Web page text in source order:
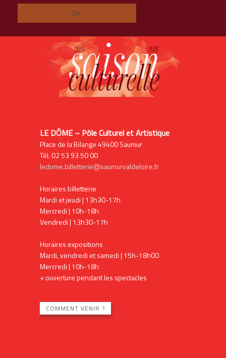
LE DÔME – Pôle Culturel et Artistique
Place de la Bilange 49400 Saumur
Tél. 02 53 93 50 00
ledome.billetterie@saumurvaldeloire.fr
Horaires billetterie
Mardi et jeudi | 13h30-17h
Mercredi | 10h-18h
Vendredi | 13h30-17h
Horaires expositions
Mardi, vendredi et samedi | 15h-18h00
Mercredi | 10h-18h
+ ouverture pendant les spectacles
COMMENT VENIR ?